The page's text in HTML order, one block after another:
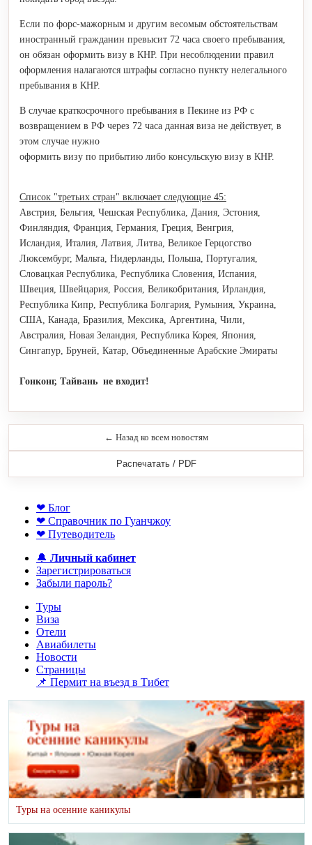
Если по форс-мажорным и другим весомым обстоятельствам
иностранный гражданин превысит 72 часа своего пребывания,
он обязан оформить визу в КНР. При несоблюдении правил
оформления налагаются штрафы согласно пункту нелегального
пребывания в КНР.
В случае краткосрочного пребывания в Пекине из РФ с
возвращением в РФ через 72 часа данная виза не действует, в
этом случае нужно
оформить визу по прибытию либо консульскую визу в КНР.
Список "третьих стран" включает следующие 45:
Австрия, Бельгия, Чешская Республика, Дания, Эстония,
Финляндия, Франция, Германия, Греция, Венгрия,
Исландия, Италия, Латвия, Литва, Великое Герцогство
Люксембург, Мальта, Нидерланды, Польша, Португалия,
Словацкая Республика, Республика Словения, Испания,
Швеция, Швейцария, Россия, Великобритания, Ирландия,
Республика Кипр, Республика Болгария, Румыния, Украина,
США, Канада, Бразилия, Мексика, Аргентина, Чили,
Австралия, Новая Зеландия, Республика Корея, Япония,
Сингапур, Бруней, Катар, Объединенные Арабские Эмираты
Гонконг, Тайвань не входит!
← Назад ко всем новостям
Распечатать / PDF
❤ Блог
❤ Справочник по Гуанчжоу
❤ Путеводитель
🔔 Личный кабинет
Зарегистрироваться
Забыли пароль?
Туры
Виза
Отели
Авиабилеты
Новости
Страницы
📌 Пермит на въезд в Тибет
Туры на осенние каникулы